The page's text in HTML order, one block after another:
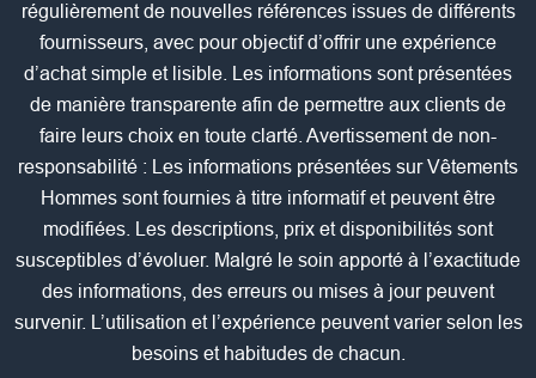
régulièrement de nouvelles références issues de différents
fournisseurs, avec pour objectif d’offrir une expérience
d’achat simple et lisible. Les informations sont présentées
de manière transparente afin de permettre aux clients de
faire leurs choix en toute clarté. Avertissement de non-
responsabilité : Les informations présentées sur Vêtements
Hommes sont fournies à titre informatif et peuvent être
modifiées. Les descriptions, prix et disponibilités sont
susceptibles d’évoluer. Malgré le soin apporté à l’exactitude
des informations, des erreurs ou mises à jour peuvent
survenir. L’utilisation et l’expérience peuvent varier selon les
besoins et habitudes de chacun.